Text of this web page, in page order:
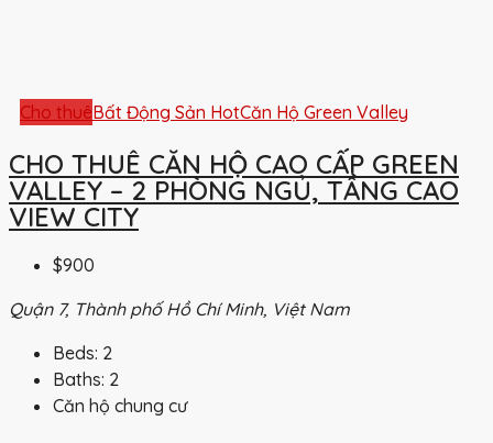
Cho thuêBất Động Sản HotCăn Hộ Green Valley
CHO THUÊ CĂN HỘ CAO CẤP GREEN
VALLEY – 2 PHÒNG NGỦ, TẦNG CAO
VIEW CITY
$900
Quận 7, Thành phố Hồ Chí Minh, Việt Nam
Beds: 2
Baths: 2
Căn hộ chung cư